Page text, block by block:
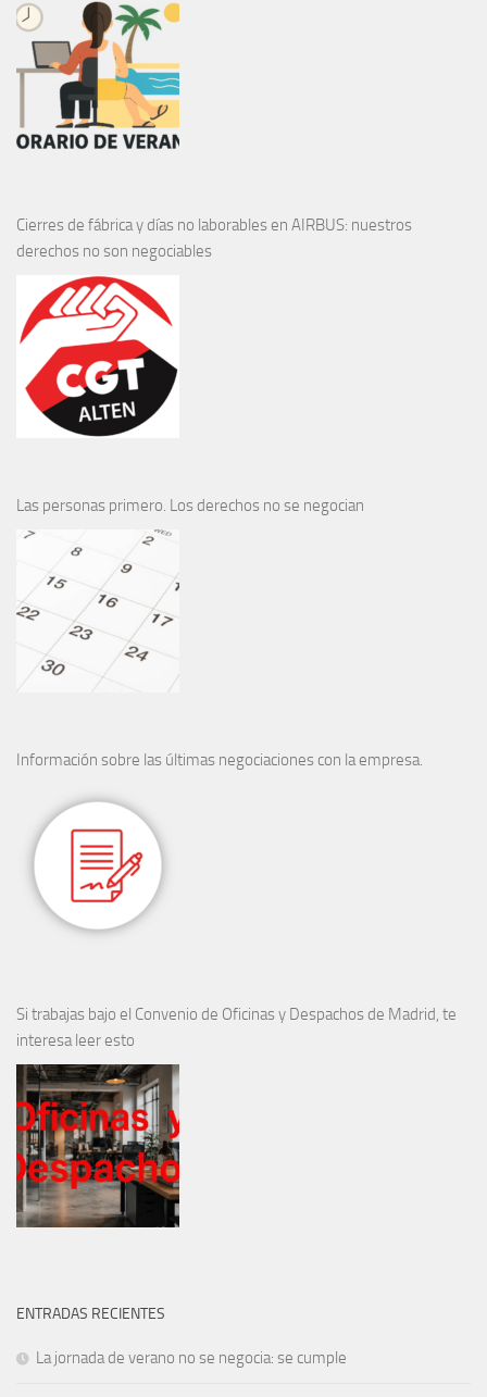
Cierres de fábrica y días no laborables en AIRBUS: nuestros
derechos no son negociables
Las personas primero. Los derechos no se negocian
Información sobre las últimas negociaciones con la empresa.
Si trabajas bajo el Convenio de Oficinas y Despachos de Madrid, te
interesa leer esto
ENTRADAS RECIENTES
La jornada de verano no se negocia: se cumple